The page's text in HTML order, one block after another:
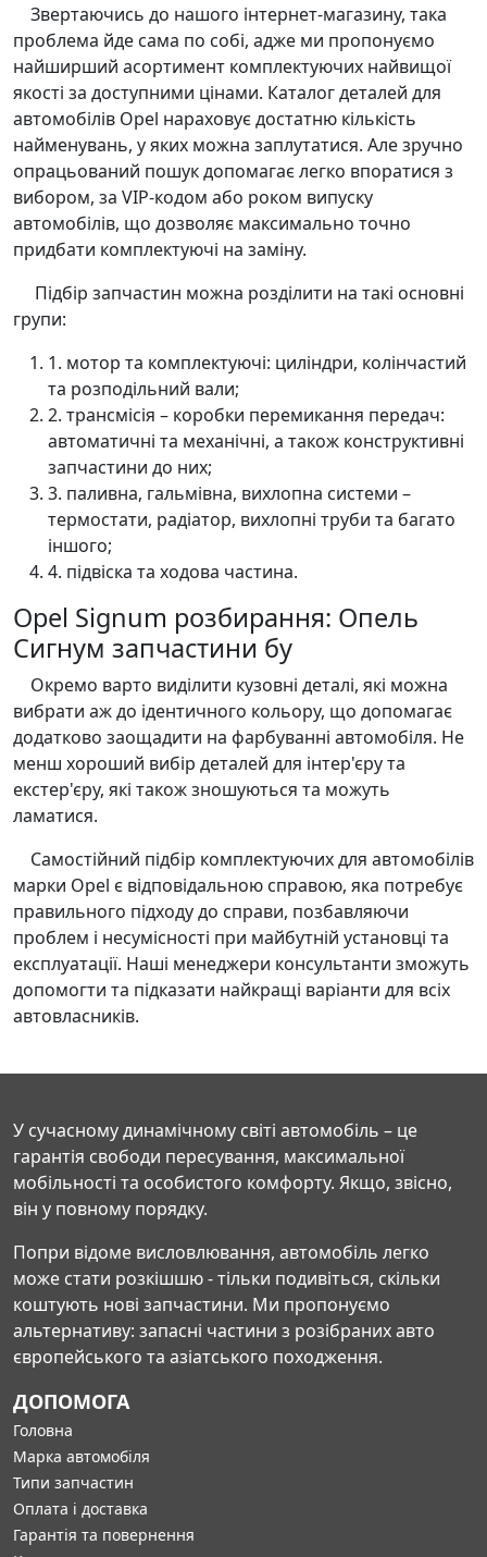
Звертаючись до нашого інтернет-магазину, така
проблема йде сама по собі, адже ми пропонуємо
найширший асортимент комплектуючих найвищої
якості за доступними цінами. Каталог деталей для
автомобілів Opel нараховує достатню кількість
найменувань, у яких можна заплутатися. Але зручно
опрацьований пошук допомагає легко впоратися з
вибором, за VIP-кодом або роком випуску
автомобілів, що дозволяє максимально точно
придбати комплектуючі на заміну.
Підбір запчастин можна розділити на такі основні
групи:
1. мотор та комплектуючі: циліндри, колінчастий
та розподільний вали;
2. трансмісія – коробки перемикання передач:
автоматичні та механічні, а також конструктивні
запчастини до них;
3. паливна, гальмівна, вихлопна системи –
термостати, радіатор, вихлопні труби та багато
іншого;
4. підвіска та ходова частина.
Opel Signum розбирання: Опель
Сигнум запчастини бу
Окремо варто виділити кузовні деталі, які можна
вибрати аж до ідентичного кольору, що допомагає
додатково заощадити на фарбуванні автомобіля. Не
менш хороший вибір деталей для інтер'єру та
екстер'єру, які також зношуються та можуть
ламатися.
Самостійний підбір комплектуючих для автомобілів
марки Opel є відповідальною справою, яка потребує
правильного підходу до справи, позбавляючи
проблем і несумісності при майбутній установці та
експлуатації. Наші менеджери консультанти зможуть
допомогти та підказати найкращі варіанти для всіх
автовласників.
У сучасному динамічному світі автомобіль – це
гарантія свободи пересування, максимальної
мобільності та особистого комфорту. Якщо, звісно,
він у повному порядку.
Попри відоме висловлювання, автомобіль легко
може стати розкішшю - тільки подивіться, скільки
коштують нові запчастини. Ми пропонуємо
альтернативу: запасні частини з розібраних авто
європейського та азіатського походження.
ДОПОМОГА
Головна
Марка автомобіля
Типи запчастин
Оплата і доставка
Гарантія та повернення